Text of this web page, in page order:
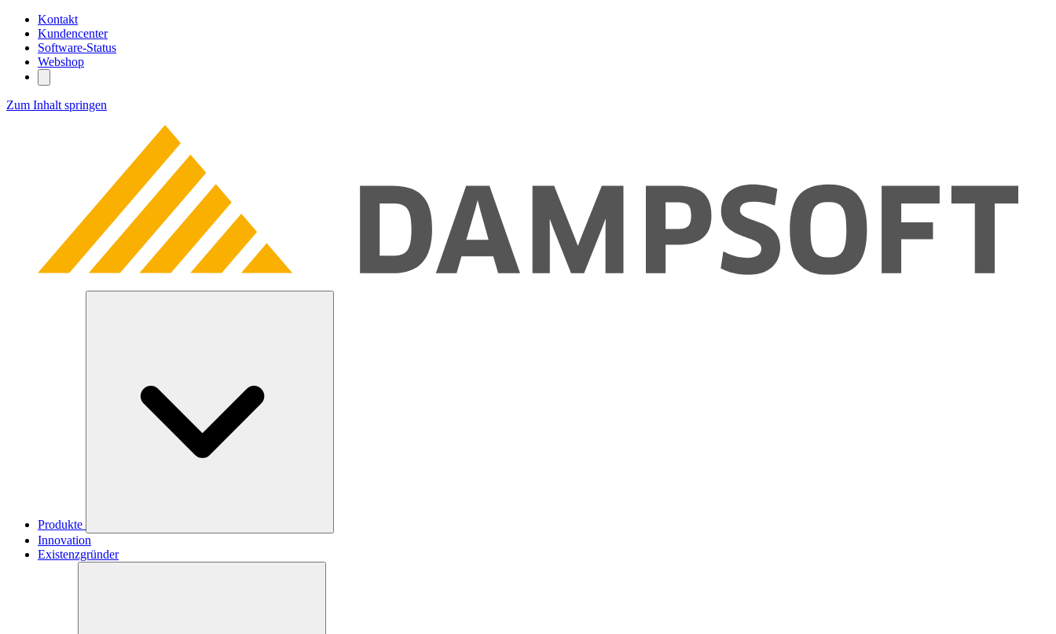
Kontakt
Kundencenter
Software-Status
Webshop
Zum Inhalt springen
Produkte
Innovation
Existenzgründer